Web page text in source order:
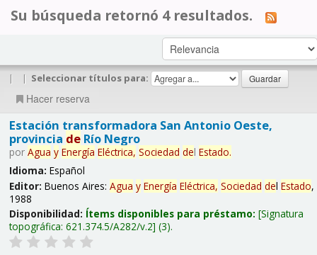
Su búsqueda retornó 4 resultados.
| | Seleccionar títulos para:
Hacer reserva
Estación transformadora San Antonio Oeste,
provincia deRío Negro
por Agua y Energía Eléctrica, Sociedad del Estado.
Idioma: Español
Editor: Buenos Aires: Agua y Energía Eléctrica, Sociedad del Estado,
1988
Disponibilidad: Ítems disponibles para préstamo: Signatura
topográfica: 621.374.5/A282/v.2 (3).